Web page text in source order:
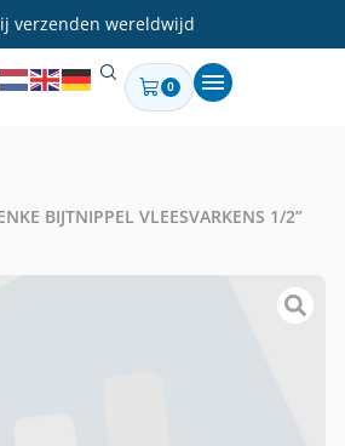
verzenden wereldwijd
0
BIJTNIPPEL VLEESVARKENS 1/2”